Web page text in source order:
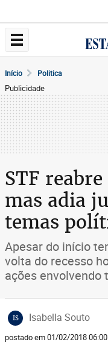
Início Politica
Publicidade
STF
mas adia
temas
Apesar do início
volta do recesso
ações
IS Isabella Souto
postado em 01/02/2018